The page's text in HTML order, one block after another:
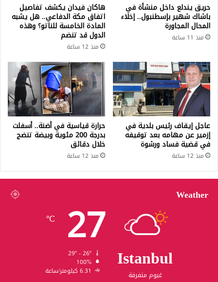
حريق يندلع داخل منشأة في
باشاك شهير بإسطنبول.. إخلاء
المحال المجاورة
منذ 11 ساعة
هاكان فيدان يكشف تفاصيل
اتفاق مكة الدفاعي.. هل يشبه
المادة الخامسة للناتو؟ وهذه
الدول قد تنضم
منذ 12 ساعة
عاجل إيقاف رئيس بلدية في
إزمير عن مهامه بعد توقيفه
في قضية فساد ورشوة
منذ 12 ساعة
حرارة قياسية في أضنة.. أسفلت
بدرجة 200 مئوية وبيضة تنضج
خلال دقائق
منذ 12 ساعة
Weather
Istanbul
غيوم متفرقة
27
℃
100%
6.31 كيلومتر/ساعة